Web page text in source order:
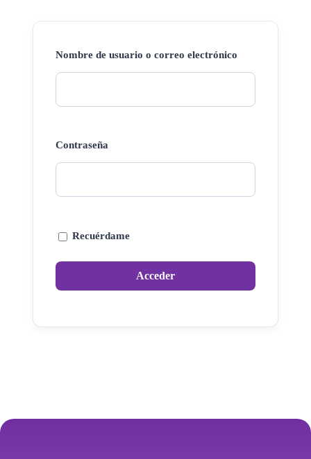
Nombre de usuario o correo electrónico
Contraseña
Recuérdame